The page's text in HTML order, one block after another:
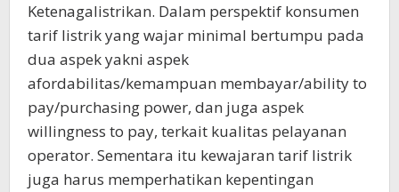
Ketenagalistrikan. Dalam perspektif konsumen
tarif listrik yang wajar minimal bertumpu pada
dua aspek yakni aspek
afordabilitas/kemampuan membayar/ability to
pay/purchasing power, dan juga aspek
willingness to pay, terkait kualitas pelayanan
operator. Sementara itu kewajaran tarif listrik
juga harus memperhatikan kepentingan